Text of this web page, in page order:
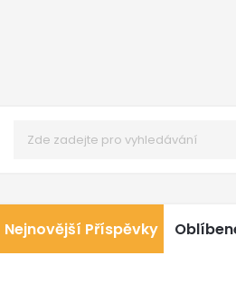
Nejnovější Příspěvky